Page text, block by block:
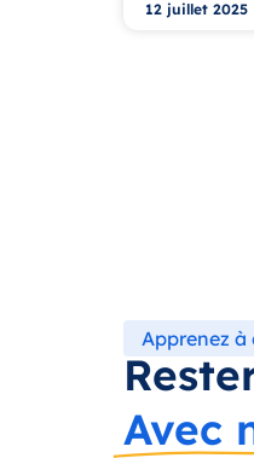
12 juillet 2025
Apprenez
Avec